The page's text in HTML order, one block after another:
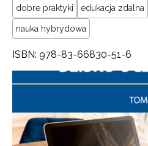
dobre praktyki edukacja zdalna
nauka hybrydowa
ISBN: 978-83-66830-51-6